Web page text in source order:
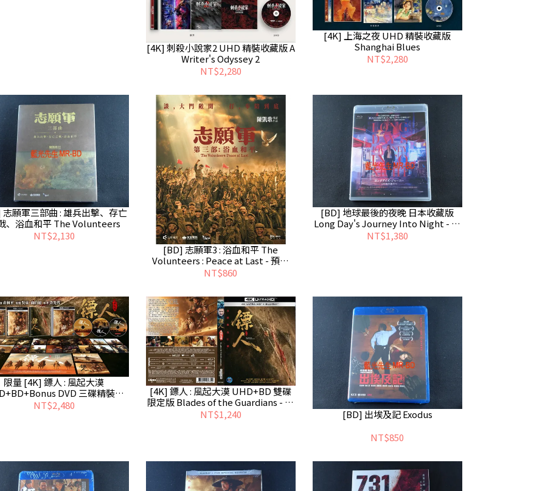
[4K] 刺殺小說家2 UHD 精裝收藏版 A
Writer's Odyssey 2
NT$2,280
[4K] 上海之夜 UHD 精裝收藏版
Shanghai Blues
NT$2,280
願軍三部曲 : 雄兵出擊、存亡
、浴血和平 The Volunteers
NT$2,130
[BD] 志願軍3 : 浴血和平 The
Volunteers : Peace at Last - 預計
6/26發行
NT$860
[BD] 地球最後的夜晚 日本收藏版
Long Day's Journey Into Night - 國
語發音、無中文字幕
NT$1,380
限量 [4K] 鏢人 : 風起大漠
DVD 三碟精裝版
Blades of the Guardians
NT$2,480
[4K] 鏢人 : 風起大漠 UHD+BD 雙碟
限定版 Blades of the Guardians - 預
計6/24發行
NT$1,240
[BD] 出埃及記 Exodus
NT$850